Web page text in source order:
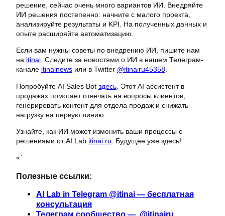
решение, сейчас очень много вариантов ИИ. Внедряйте
ИИ решения постепенно: начните с малого проекта,
анализируйте результаты и KPI. На полученных данных и
опыте расширяйте автоматизацию.
Если вам нужны советы по внедрению ИИ, пишите нам
на itinai. Следите за новостями о ИИ в нашем Телеграм-
канале itinainews или в Twitter @itinairu45358.
Попробуйте AI Sales Bot здесь . Этот AI ассистент в
продажах помогает отвечать на вопросы клиентов,
генерировать контент для отдела продаж и снижать
нагрузку на первую линию.
Узнайте, как ИИ может изменить ваши процессы с
решениями от AI Lab itinai.ru . Будущее уже здесь!
«`
Полезные ссылки:
AI Lab in Telegram @itinai — бесплатная
консультация
Телеграм сообщество — @itinairu